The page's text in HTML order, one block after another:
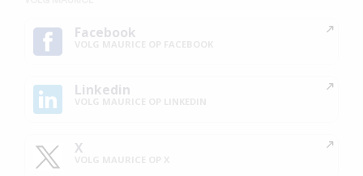
Facebook
Linkedin
X